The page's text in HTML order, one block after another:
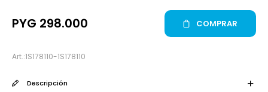
1S178110-1S178110
PYG 298.000 COMPRAR
Descripción